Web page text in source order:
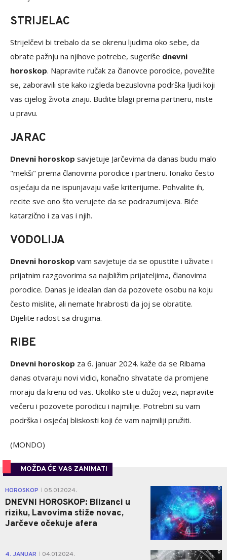
STRIJELAC
Strijelčevi bi trebalo da se okrenu ljudima oko sebe, da
obrate pažnju na njihove potrebe, sugeriše dnevni
horoskop. Napravite ručak za članovce porodice, povežite
se, zaboravili ste kako izgleda bezuslovna podrška ljudi koji
vas cijelog života znaju. Budite blagi prema partneru, niste
u pravu.
JARAC
Dnevni horoskop savjetuje Jarčevima da danas budu malo
"mekši" prema članovima porodice i partneru. Ionako često
osjećaju da ne ispunjavaju vaše kriterijume. Pohvalite ih,
recite sve ono što verujete da se podrazumijeva. Biće
katarzično i za vas i njih.
VODOLIJA
Dnevni horoskop vam savjetuje da se opustite i uživate i
prijatnim razgovorima sa najbližim prijateljima, članovima
porodice. Danas je idealan dan da pozovete osobu na koju
često mislite, ali nemate hrabrosti da joj se obratite.
Dijelite radost sa drugima.
RIBE
Dnevni horoskop za 6. januar 2024. kaže da se Ribama
danas otvaraju novi vidici, konačno shvatate da promjene
moraju da krenu od vas. Ukoliko ste u dužoj vezi, napravite
večeru i pozovete porodicu i najmilije. Potrebni su vam
podrška i osjećaj bliskosti koji će vam najmiliji pružiti.
(MONDO)
MOŽDA ĆE VAS ZANIMATI
HOROSKOP 05.01.2024.
DNEVNI HOROSKOP: Blizanci u
riziku, Lavovima stiže novac,
Jarčeve očekuje afera
0
4. JANUAR 04.01.2024. 0